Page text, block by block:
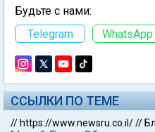
Будьте с нами:
Telegram
WhatsApp
ССЫЛКИ ПО ТЕМЕ
// https://www.newsru.co.il///